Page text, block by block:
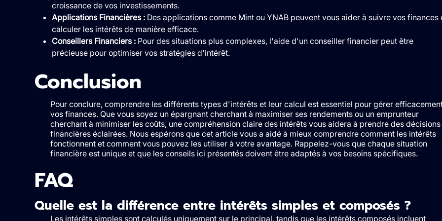
croissance de vos investissements.
Applications Financières :Des applications comme Mint ou YNAB peuvent vous aider à suivre vos finances
calculer les intérêts de manière efficace.
Conseillers Financiers :Pour des situations plus complexes, l'aide d'un conseiller financier peut être
précieuse pour optimiser vos stratégies d'intérêt.
Conclusion
Pour conclure, comprendre les différents types d'intérêts et leur calcul est essentiel pour gérer
vos finances. Que vous soyez un épargnant cherchant à maximiser ses rendements ou un emprunteur
cherchant à minimiser les coûts, une compréhension claire des intérêts vous aidera à prendre des décisions
financières éclairées. Nous espérons que cet article vous a aidé à mieux comprendre comment les intérêts
fonctionnent et comment vous pouvez les utiliser à votre avantage. Rappelez-vous que chaque situation
financière est unique et que les conseils ici présentés doivent être adaptés à vos besoins spécifiques.
FAQ
Quelle est la différence entre intérêts simples et composés ?
Les intérêts simples sont calculés uniquement sur le principal, tandis que les intérêts composés incluent